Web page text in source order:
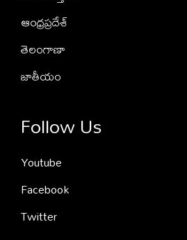
ఆంధ్రప్రదేశ్
తెలంగాణా
జాతీయం
Follow Us
Youtube
Facebook
Twitter